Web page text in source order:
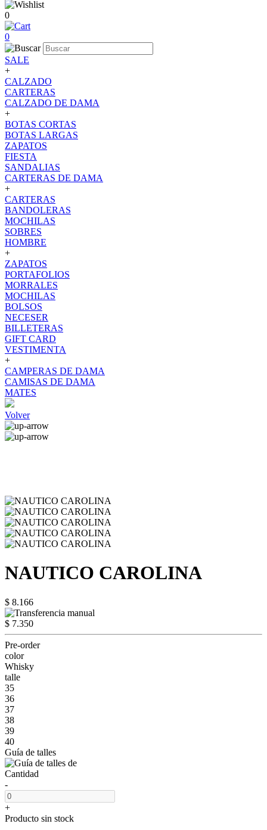
0
0
SALE
+
CALZADO
CARTERAS
CALZADO DE DAMA
+
BOTAS CORTAS
BOTAS LARGAS
ZAPATOS
FIESTA
SANDALIAS
CARTERAS DE DAMA
+
CARTERAS
BANDOLERAS
MOCHILAS
SOBRES
HOMBRE
+
ZAPATOS
PORTAFOLIOS
MORRALES
MOCHILAS
BOLSOS
NECESER
BILLETERAS
GIFT CARD
VESTIMENTA
+
CAMPERAS DE DAMA
CAMISAS DE DAMA
MATES
Volver
NAUTICO CAROLINA
$ 8.166
$ 7.350
Pre-order
color
Whisky
talle
35
36
37
38
39
40
Guía de talles
Cantidad
-
+
Producto sin stock